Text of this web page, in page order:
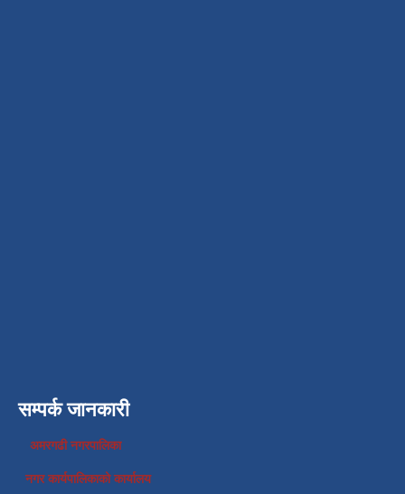
सम्पर्क जानकारी
अमरगढी नगरपालिका
नगर कार्यपालिकाको कार्यालय